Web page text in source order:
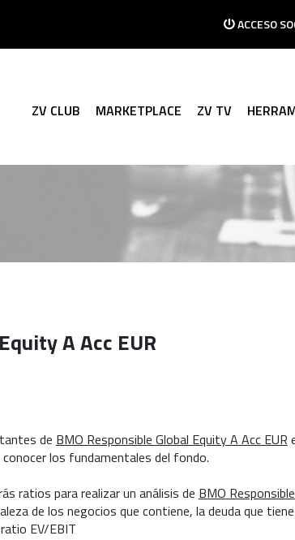
ACCESO
ZV CLUB MARKETPLACE ZV TV
A Acc EUR
de BMO Responsible Global Equity A Acc EUR
los fundamentales del fondo.
ratios para realizar un análisis de BMO
de los negocios que contiene, la deuda que
EV/EBIT